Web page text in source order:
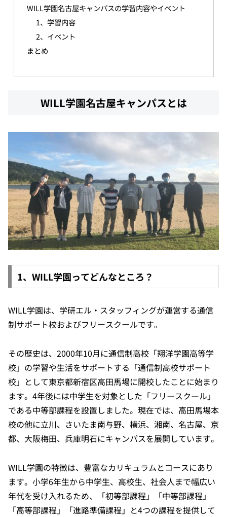
WILL学園名古屋キャンパスの学習内容やイベント
1、学習内容
2、イベント
まとめ
WILL学園名古屋キャンパスとは
1、WILL学園ってどんなところ？
WILL学園は、学研エル・スタッフィングが運営する通信
制サポート校およびフリースクールです。
その歴史は、2000年10月に通信制高校「翔洋学園高等学
校」の学習や生活をサポートする「通信制高校サポート
校」として東京都新宿区高田馬場に開校したことに始まり
ます。4年後には中学生を対象とした「フリースクール」
である中等部課程を設置しました。現在では、高田馬場本
校の他に立川、さいたま南与野、横浜、湘南、名古屋、京
都、大阪梅田、兵庫明石にキャンパスを展開しています。
WILL学園の特徴は、豊富なカリキュラムとコースにあり
ます。小学6年生から中学生、高校生、社会人まで幅広い
年代を受け入れるため、「初等部課程」「中等部課程」
「高等部課程」「進路準備課程」と4つの課程を提供して